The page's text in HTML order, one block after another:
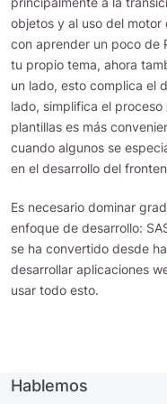
objetos y al uso del
con aprender un poco de
tu propio tema, ahora
un lado, esto complica el
lado, simplifica el
plantillas es más
cuando algunos se
en el desarrollo del
Es necesario dominar
enfoque de desarrollo:
se ha convertido desde
desarrollar aplicaciones
usar todo esto.
Hablemos